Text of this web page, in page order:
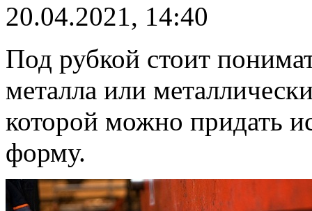
20.04.2021, 14:40
Под рубкой стоит
металла или
которой можно придать
форму.